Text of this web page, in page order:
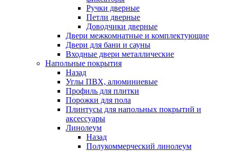
Ручки дверные
Петли дверные
Доводчики дверные
Двери межкомнатные и комплектующие
Двери для бани и сауны
Входные двери металлические
Напольные покрытия
Назад
Углы ПВХ, алюминиевые
Профиль для плитки
Порожки для пола
Плинтусы для напольных покрытий и
аксессуары
Линолеум
Назад
Полукоммерческий линолеум